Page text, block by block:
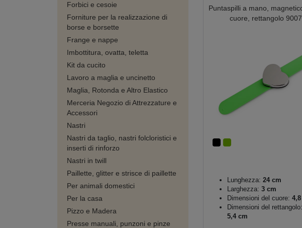
Forbici e cesoie
Forniture per la realizzazione di
borse e borsette
Frange e nappe
Imbottitura, ovatta, teletta
Kit da cucito
Lavoro a maglia e uncinetto
Maglia, Rotonda e Altro Elastico
Merceria Negozio di Attrezzature e
Accessori
Nastri
Nastri da taglio, nastri folcloristici e
inserti di rinforzo
Nastri in twill
Paillette, glitter e strisce di paillette
Per animali domestici
Per la casa
Pizzo e Madera
Presse manuali, punzoni e pinze
Puntaspilli a mano,
cuore, rettangolo
Lunghezza: 24 cm
Larghezza: 3 cm
Dimensioni del cuore:
Dimensioni del rettangolo:
5,4 cm